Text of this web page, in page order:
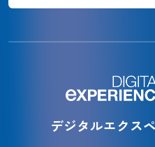
デジタルエクス